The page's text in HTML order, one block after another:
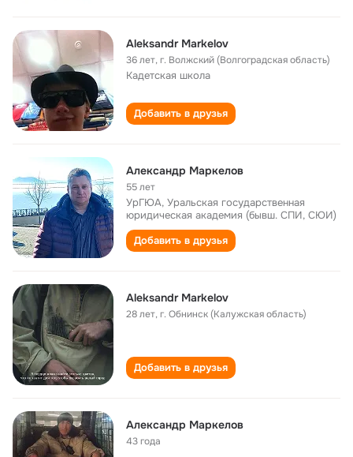
Aleksandr Markelov
36 лет,г. Волжский (Волгоградская область)
Кадетская школа
Добавить в друзья
Александр Маркелов
55 лет
УрГЮА, Уральская государственная
юридическая академия (бывш. СПИ, СЮИ)
Добавить в друзья
Aleksandr Markelov
28 лет,г. Обнинск (Калужская область)
Добавить в друзья
Александр Маркелов
43 года